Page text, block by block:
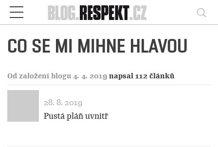
Respekt
CO SE MI MIHNE HLAVOU
Od založení blogu 4. 4. 2019 napsal 112 článků
28. 8. 2019
Pustá pláň uvnitř